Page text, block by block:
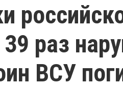
раз
ВСУ